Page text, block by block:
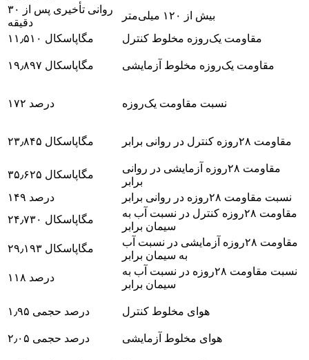
روانی تأخیری پس از ۳۰
دقیقه
بیش از ۱۲۰ میلی‌متر
۱۱٫۵۱۰ مگاپاسکال
مقاومت یک‌روزه مخلوط کنترل
۱۹٫۸۹۷ مگاپاسکال مقاومت یک‌روزه مخلوط آزمایشی
۱۷۲ درصد نسبت مقاومت یک‌روزه
۲۳٫۸۴۵ مگاپاسکال مقاومت ۲۸روزه کنترل در روانی برابر
۳۵٫۶۲۵ مگاپاسکال
مقاومت ۲۸روزه آزمایشی در روانی
برابر
۱۴۹ درصد
نسبت مقاومت ۲۸روزه در روانی برابر
۲۴٫۷۳۰ مگاپاسکال
مقاومت ۲۸روزه کنترل در نسبت آب به
سیمان برابر
۲۹٫۱۹۳ مگاپاسکال
مقاومت ۲۸روزه آزمایشی در نسبت آب
به سیمان برابر
۱۱۸ درصد
نسبت مقاومت ۲۸روزه در نسبت آب به
سیمان برابر
۱٫۹۵ درصد حجمی هوای مخلوط کنترل
۲٫۰۵ درصد حجمی هوای مخلوط آزمایشی